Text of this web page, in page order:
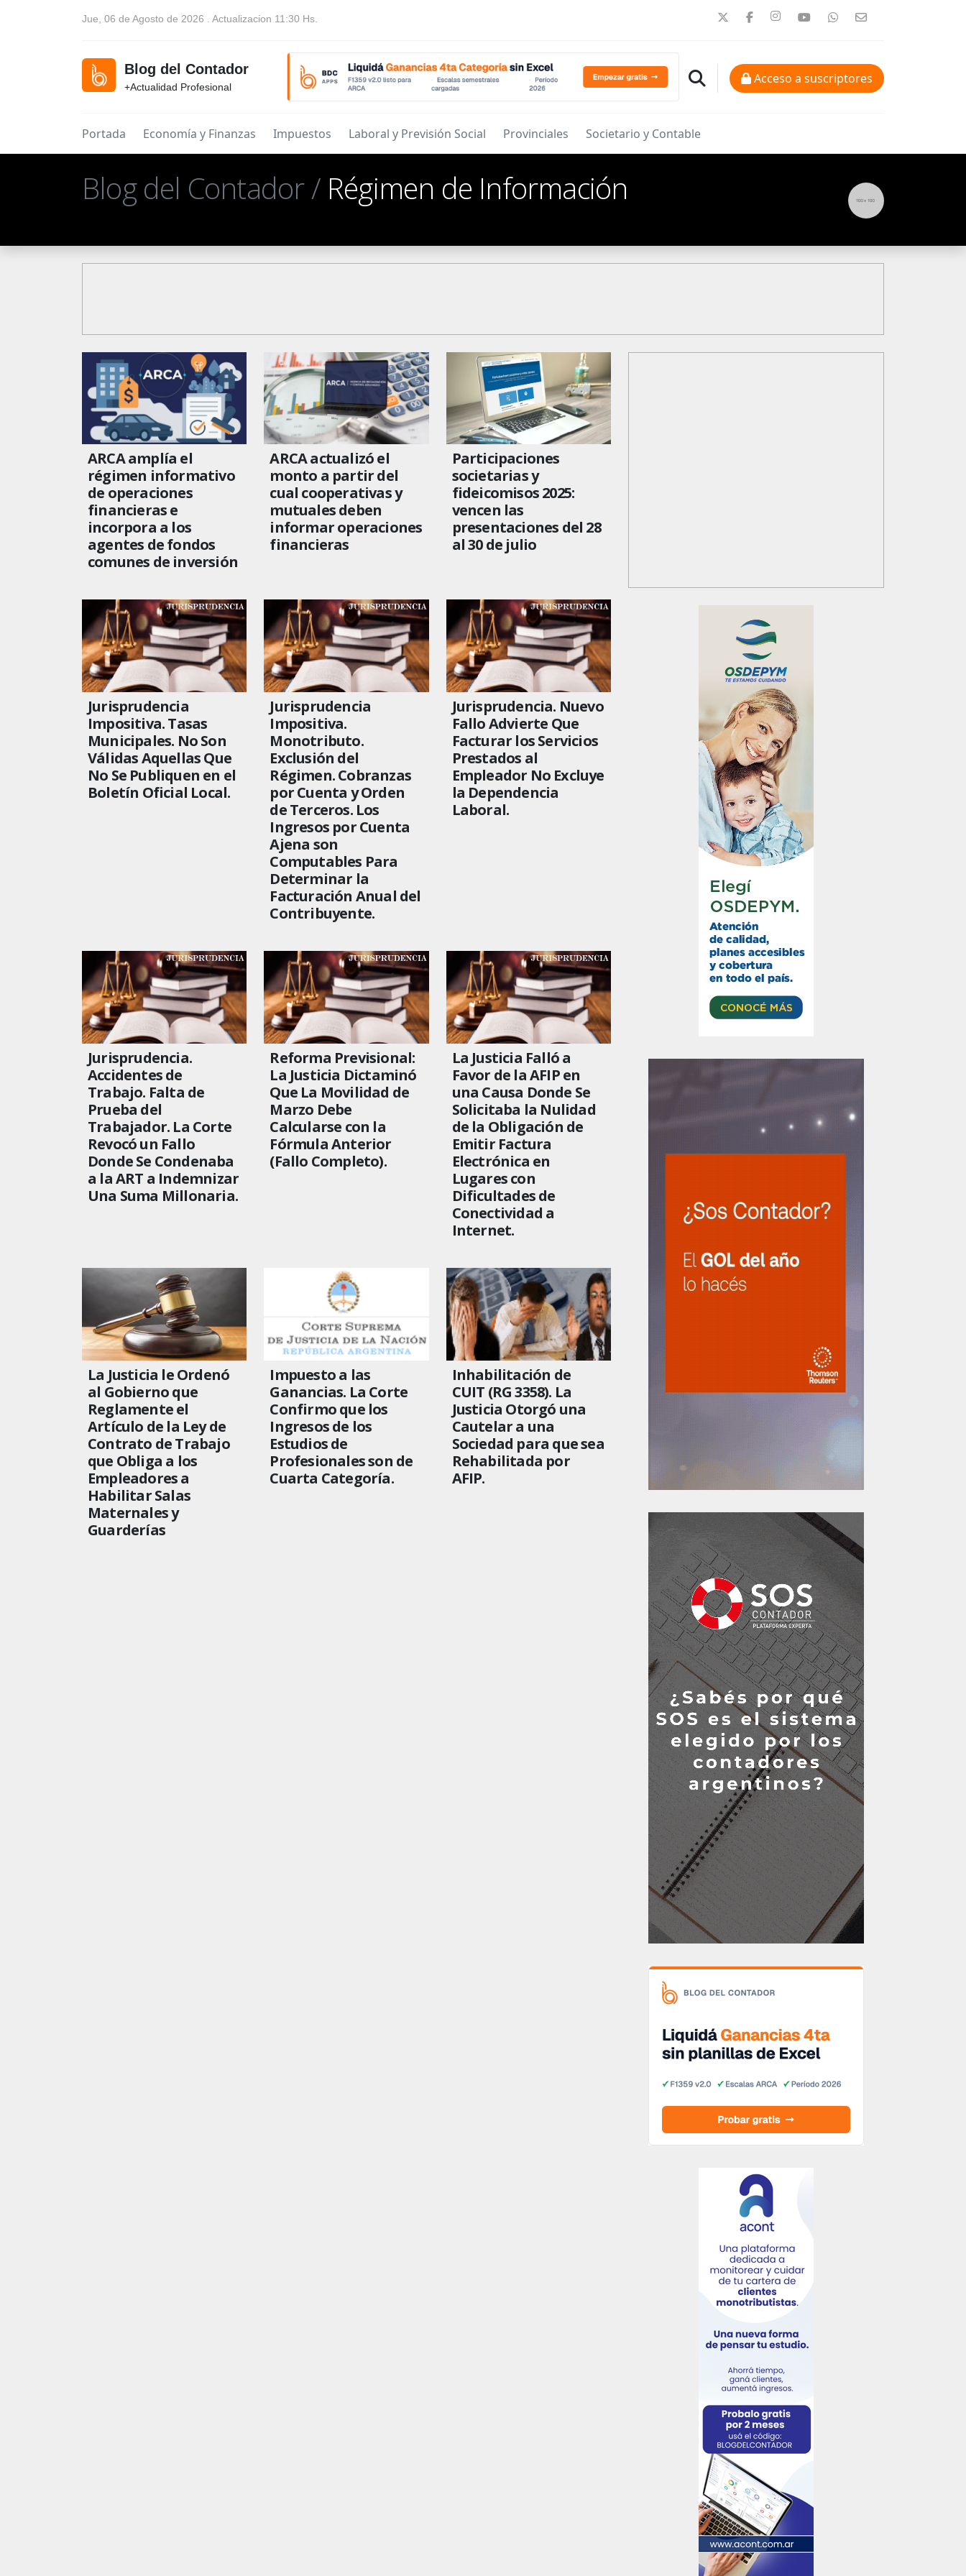
Jue, 06 de Agosto de 2026 . Actualizacion 11:30 Hs.
Blog del Contador
+Actualidad Profesional
Acceso a suscriptores
Portada Economía y Finanzas Impuestos Laboral y Previsión Social Provinciales Societario y Contable
Blog del Contador / Régimen de Información
ARCA amplía el
régimen informativo
de operaciones
financieras e
incorpora a los
agentes de fondos
comunes de inversión
ARCA actualizó el
monto a partir del
cual cooperativas y
mutuales deben
informar operaciones
financieras
Participaciones
societarias y
fideicomisos 2025:
vencen las
presentaciones del 28
al 30 de julio
Jurisprudencia
Impositiva. Tasas
Municipales. No Son
Válidas Aquellas Que
No Se Publiquen en el
Boletín Oficial Local.
Jurisprudencia
Impositiva.
Monotributo.
Exclusión del
Régimen. Cobranzas
por Cuenta y Orden
de Terceros. Los
Ingresos por Cuenta
Ajena son
Computables Para
Determinar la
Facturación Anual del
Contribuyente.
Jurisprudencia. Nuevo
Fallo Advierte Que
Facturar los Servicios
Prestados al
Empleador No Excluye
la Dependencia
Laboral.
Jurisprudencia.
Accidentes de
Trabajo. Falta de
Prueba del
Trabajador. La Corte
Revocó un Fallo
Donde Se Condenaba
a la ART a Indemnizar
Una Suma Millonaria.
Reforma Previsional:
La Justicia Dictaminó
Que La Movilidad de
Marzo Debe
Calcularse con la
Fórmula Anterior
(Fallo Completo).
La Justicia Falló a
Favor de la AFIP en
una Causa Donde Se
Solicitaba la Nulidad
de la Obligación de
Emitir Factura
Electrónica en
Lugares con
Dificultades de
Conectividad a
Internet.
La Justicia le Ordenó
al Gobierno que
Reglamente el
Artículo de la Ley de
Contrato de Trabajo
que Obliga a los
Empleadores a
Habilitar Salas
Maternales y
Guarderías
Impuesto a las
Ganancias. La Corte
Confirmo que los
Ingresos de los
Estudios de
Profesionales son de
Cuarta Categoría.
Inhabilitación de
CUIT (RG 3358). La
Justicia Otorgó una
Cautelar a una
Sociedad para que sea
Rehabilitada por
AFIP.